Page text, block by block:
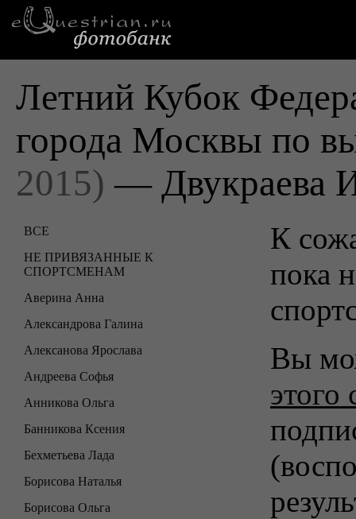
Летний Кубок
города Москвы по
2015) — Двукраева
ВСЕ
НЕ ПРИВЯЗАННЫЕ К
СПОРТСМЕНАМ
Аверина Анна
Александрова Галина
Алексанова Ярослава
Андреева Софья
Анникова Ольга
Банникова Ксения
Бехметьева Лада
Борисова Наталья
Борисова Ольга
К
пока
Вы
этого